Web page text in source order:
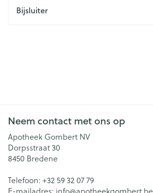
Bijsluiter
Neem contact met ons op
Apotheek Gombert NV
Dorpsstraat 30
8450 Bredene
Telefoon: +32 59 32 07 79